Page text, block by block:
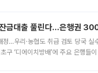
금대출 풀린다…은행권
정…우리·농협도 취급 검토 당국
구 ‘디에이치방배’에 주요 은행